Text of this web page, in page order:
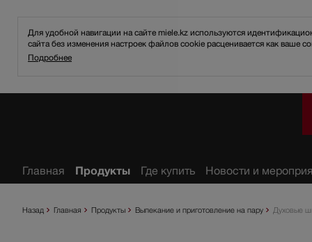
Для удобной навигации на сайте miele.kz используются
сайта без изменения настроек файлов cookie расценивается как ваше
Подробнее
Назад Главная Продукты Выпекание и приготовление на пару Духовые
Главная Продукты Где купить Новости и